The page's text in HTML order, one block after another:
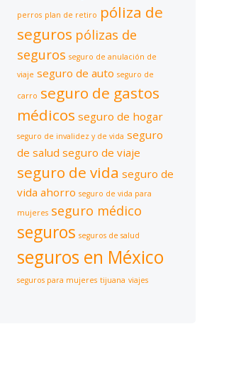
perros plan de retiro póliza de
seguros pólizas de
seguros seguro de anulación de
viaje seguro de auto seguro de
carro seguro de gastos
médicos seguro de hogar
seguro de invalidez y de vida seguro
de salud seguro de viaje
seguro de vida seguro de
vida ahorro seguro de vida para
mujeres seguro médico
seguros seguros de salud
seguros en México
seguros para mujeres tijuana viajes